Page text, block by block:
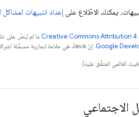
يمكنك الاطّلاع على إعداد تنبيهات لمشاكل
ما لم يُنصّ على
. إنّ Java هي علامة تجارية مسجَّلة لشركة Oracle و/أو شركائها التابعين.
الاجتماعي